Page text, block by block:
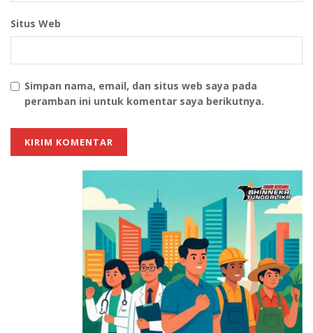
Situs Web
Simpan nama, email, dan situs web saya pada
peramban ini untuk komentar saya berikutnya.